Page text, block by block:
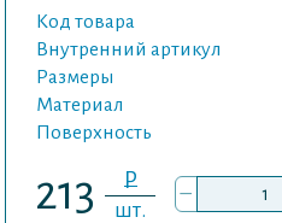
Код товара
Внутренний артикул
Размеры
Материал
Поверхность
213 P
шт.
–